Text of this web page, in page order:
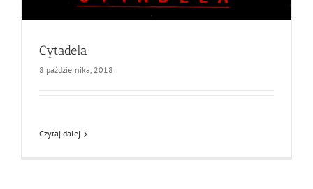
Cytadela
8 października, 2018
Czytaj dalej